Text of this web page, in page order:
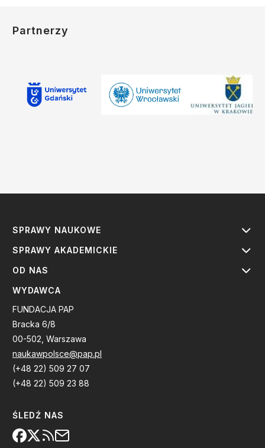
Partnerzy
SPRAWY NAUKOWE
SPRAWY AKADEMICKIE
OD NAS
WYDAWCA
FUNDACJA PAP
Bracka 6/8
00-502, Warszawa
naukawpolsce@pap.pl
(+48 22) 509 27 07
(+48 22) 509 23 88
ŚLEDŹ NAS